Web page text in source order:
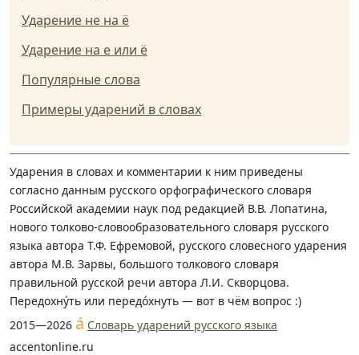
Ударение не на ё
Ударение на е или ё
Популярные слова
Примеры ударений в словах
Ударения в словах и комментарии к ним приведены
согласно данным русского орфографического словаря
Российской академии наук под редакцией В.В. Лопатина,
нового толково-словообразовательного словаря русского
языка автора Т.Ф. Ефремовой, русского словесного ударения
автора М.В. Зарвы, большого толкового словаря
правильной русской речи автора Л.И. Скворцова.
Передохну́ть или передо́хнуть — вот в чём вопрос :)
2015—2026 á Словарь ударений русского языка
accentonline.ru